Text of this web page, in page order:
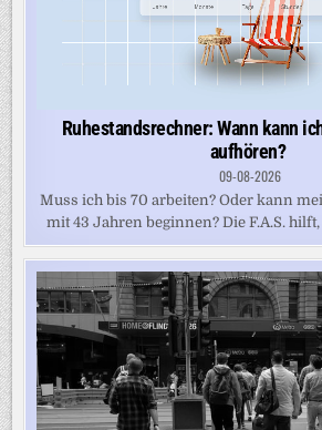
Ruhestandsrechner: Wann kann
aufhören?
09-08-2026
Muss ich bis 70 arbeiten? Oder kann
mit 43 Jahren beginnen? Die F.A.S.